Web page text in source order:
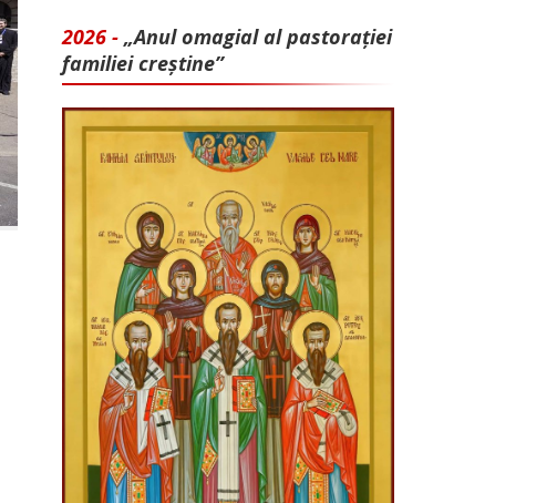
2026 - „Anul omagial al pastorației
familiei creștine”